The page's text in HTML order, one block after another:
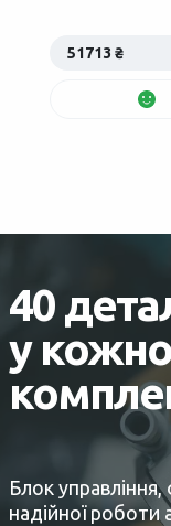
51713 ₴
40
у
Блок
надійної роботи